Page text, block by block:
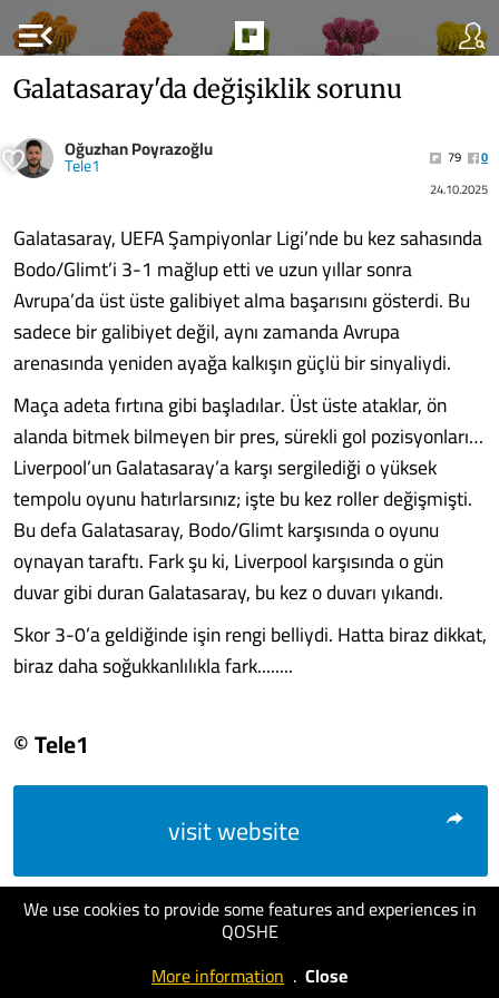
menu_open
We use cookies to provide some features and experiences in
QOSHE
More information . Close
Galatasaray'da değişiklik sorunu
Oğuzhan Poyrazoğlu
Tele1 79
0
24.10.2025
Galatasaray, UEFA Şampiyonlar Ligi’nde bu kez sahasında
Bodo/Glimt’i 3-1 mağlup etti ve uzun yıllar sonra
Avrupa’da üst üste galibiyet alma başarısını gösterdi. Bu
sadece bir galibiyet değil, aynı zamanda Avrupa
arenasında yeniden ayağa kalkışın güçlü bir sinyaliydi.
Maça adeta fırtına gibi başladılar. Üst üste ataklar, ön
alanda bitmek bilmeyen bir pres, sürekli gol pozisyonları…
Liverpool’un Galatasaray’a karşı sergilediği o yüksek
tempolu oyunu hatırlarsınız; işte bu kez roller değişmişti.
Bu defa Galatasaray, Bodo/Glimt karşısında o oyunu
oynayan taraftı. Fark şu ki, Liverpool karşısında o gün
duvar gibi duran Galatasaray, bu kez o duvarı yıkandı.
Skor 3-0’a geldiğinde işin rengi belliydi. Hatta biraz dikkat,
biraz daha soğukkanlılıkla fark........
© Tele1
visit website